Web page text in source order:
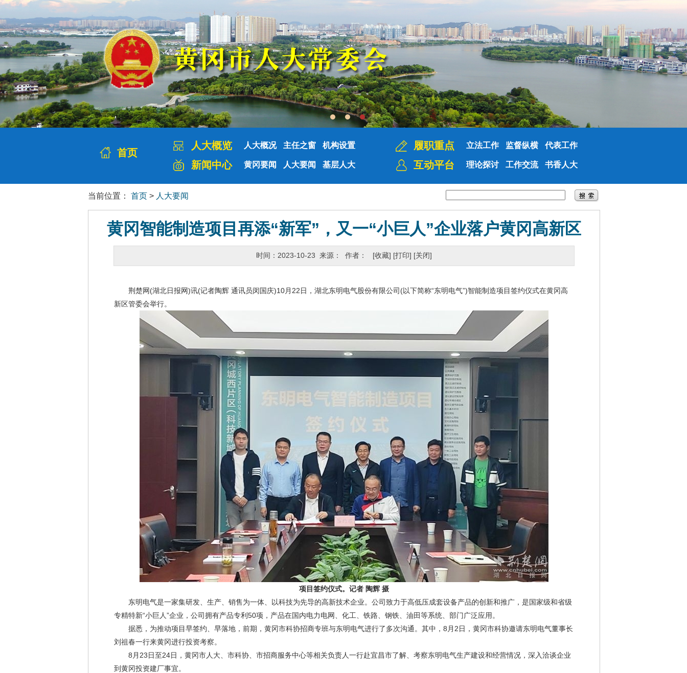
首页
人大概览 人大概况 主任之窗 机构设置
新闻中心 黄冈要闻 人大要闻 基层人大
履职重点 立法工作 监督纵横 代表工作
互动平台 理论探讨 工作交流 书香人大
当前位置： 首页 > 人大要闻
黄冈智能制造项目再添“新军”，又一“小巨人”企业落户黄冈高新区
时间：2023-10-23 来源： 作者： [收藏] [打印] [关闭]
荆楚网(湖北日报网)讯(记者陶辉 通讯员闵国庆)10月22日，湖北东明电气股份有限公司(以下简称“东明电气”)智能制造项目签约仪式在黄冈高
新区管委会举行。
项目签约仪式。记者 陶辉 摄
东明电气是一家集研发、生产、销售为一体、以科技为先导的高新技术企业。公司致力于高低压成套设备产品的创新和推广，是国家级和省级
专精特新“小巨人”企业，公司拥有产品专利50项，产品在国内电力电网、化工、铁路、钢铁、油田等系统、部门广泛应用。
据悉，为推动项目早签约、早落地，前期，黄冈市科协招商专班与东明电气进行了多次沟通。其中，8月2日，黄冈市科协邀请东明电气董事长
刘祖春一行来黄冈进行投资考察。
8月23日至24日，黄冈市人大、市科协、市招商服务中心等相关负责人一行赴宜昌市了解、考察东明电气生产建设和经营情况，深入洽谈企业
到黄冈投资建厂事宜。